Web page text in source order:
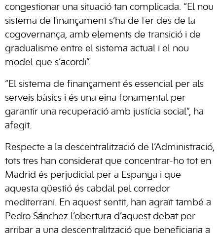
congestionar una situació tan complicada. “El nou
sistema de finançament s’ha de fer des de la
cogovernança, amb elements de transició i de
gradualisme entre el sistema actual i el nou
model que s’acordi”.
“El sistema de finançament és essencial per als
serveis bàsics i és una eina fonamental per
garantir una recuperació amb justícia social”, ha
afegit.
Respecte a la descentralització de l’Administració,
tots tres han considerat que concentrar-ho tot en
Madrid és perjudicial per a Espanya i que
aquesta qüestió és cabdal pel corredor
mediterrani. En aquest sentit, han agraït també a
Pedro Sánchez l’obertura d’aquest debat per
arribar a una descentralització que beneficiaria a